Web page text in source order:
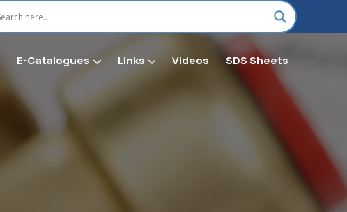
E-Catalogues Links Videos SDS Sheets